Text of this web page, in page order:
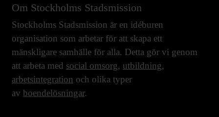
Om Stockholms Stadsmission
Stockholms Stadsmission är en idéburen
organisation som arbetar för att skapa ett
mänskligare samhälle för alla. Detta gör vi genom
att arbeta med social omsorg, utbildning,
arbetsintegration och olika typer
av boendelösningar.